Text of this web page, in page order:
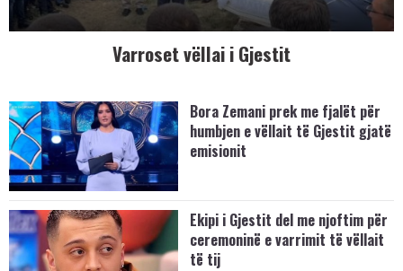
Varroset vëllai i Gjestit
Bora Zemani prek me fjalët për
humbjen e vëllait të Gjestit gjatë
emisionit
Ekipi i Gjestit del me njoftim për
ceremoninë e varrimit të vëllait
të tij